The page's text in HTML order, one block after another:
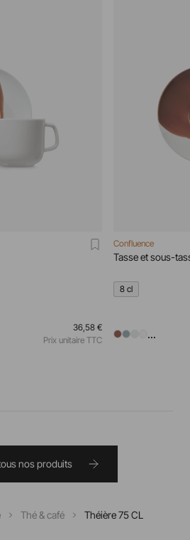
36,58 €
Prix unitaire TTC
Confluence
Tasse et sous-
8 cl
...
nos produits
Thé & café Théière 75 CL